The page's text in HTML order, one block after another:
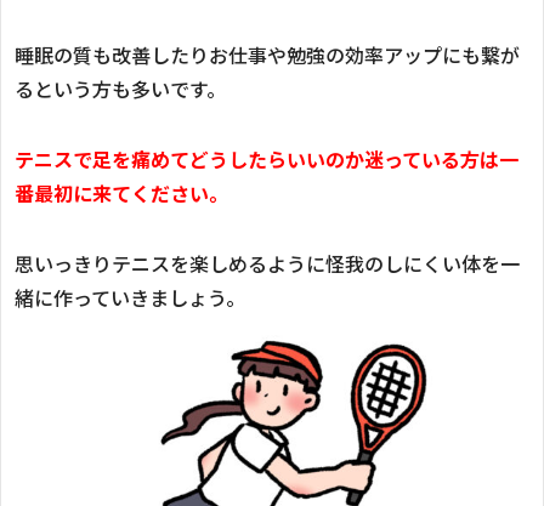
睡眠の質も改善したりお仕事や勉強の効率アップにも繋が
るという方も多いです。
テニスで足を痛めてどうしたらいいのか迷っている方は一
番最初に来てください。
思いっきりテニスを楽しめるように怪我のしにくい体を一
緒に作っていきましょう。